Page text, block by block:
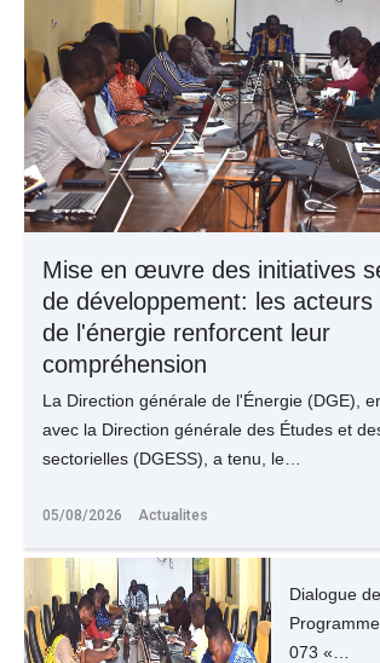
Mise en œuvre des initiatives
de développement: les
de l'énergie renforcent leur
compréhension
La Direction générale de l'Énergie (DGE),
avec la Direction générale des Études et
sectorielles (DGESS), a tenu, le…
05/08/2026 Actualites
Dialogue
073 «…